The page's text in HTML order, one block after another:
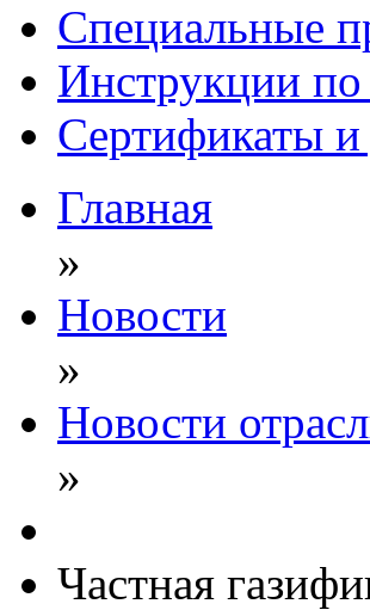
Специальные
Инструкции по
Сертификаты и
Главная
»
Новости
»
Новости
»
Частная